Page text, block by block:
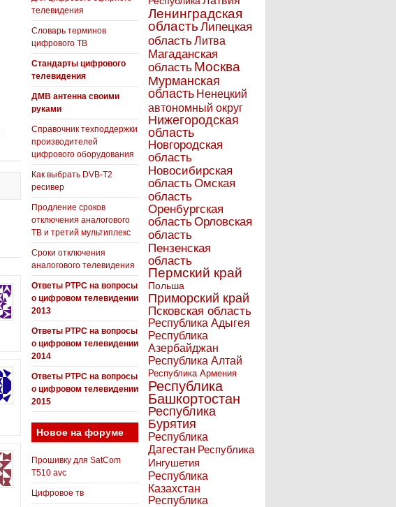
телевидения
Словарь терминов
цифрового ТВ
Стандарты цифрового
телевидения
ДМВ антенна своими
руками
Справочник техподдержки
производителей
цифрового оборудования
Как выбрать DVB-T2
ресивер
Продление сроков
отключения аналогового
ТВ и третий мультиплекс
Сроки отключения
аналогового телевидения
Ответы РТРС на вопросы
о цифровом телевидении
2013
Ответы РТРС на вопросы
о цифровом телевидении
2014
Ответы РТРС на вопросы
о цифровом телевидении
2015
Новое на форуме
Прошивку для SatCom
T510 avc
Цифровое тв
Ленинградская
область Липецкая
областьЛитва
Магаданская
область Москва
Мурманская
область Ненецкий
автономный округ
Нижегородская
область
Новгородская
область
Новосибирская
областьОмская
область
Оренбургская
областьОрловская
область
Пензенская
область
Пермский край
Польша
Приморский край
Псковская область
Республика Адыгея
Республика
Азербайджан
Республика Алтай
Республика Армения
Республика
Башкортостан
Республика
Бурятия
Республика
Дагестан Республика
Ингушетия
Республика
Казахстан
Республика